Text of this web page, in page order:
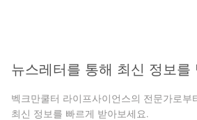
뉴스레터를 통해 최신 정보를
벡크만쿨터 라이프사이언스의 전문가로부
최신 정보를 빠르게 받아보세요.